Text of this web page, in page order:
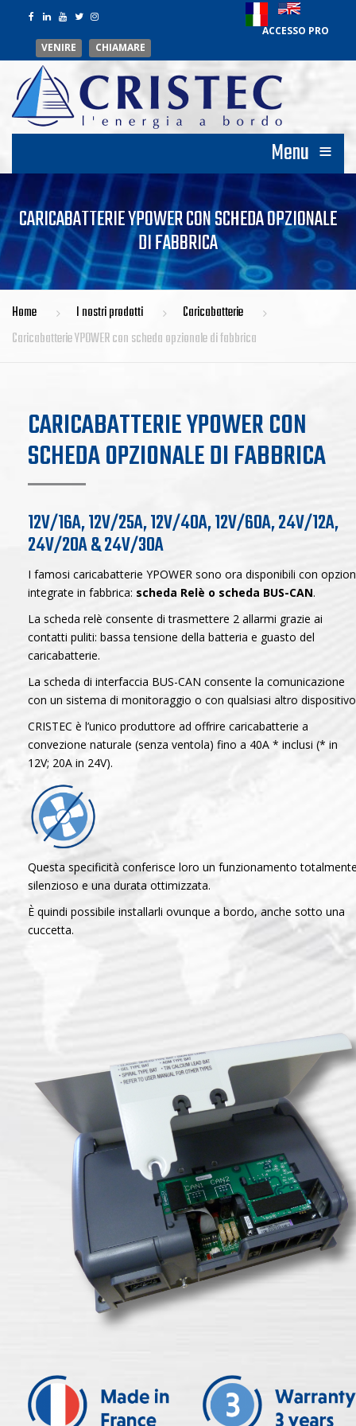
VENIRE CHIAMARE
ACCESSO PRO
Menu ≡
CARICABATTERIE YPOWER CON SCHEDA OPZIONALE
DI FABBRICA
Home I nostri prodotti
Caricabatterie
Caricabatterie YPOWER con scheda opzionale di fabbrica
CARICABATTERIE YPOWER CON
SCHEDA OPZIONALE DI FABBRICA
12V/16A, 12V/25A, 12V/40A, 12V/60A, 24V/12A,
24V/20A & 24V/30A
I famosi caricabatterie YPOWER sono ora disponibili con
integrate in fabbrica: scheda Relè o scheda BUS-CAN.
La scheda relè consente di trasmettere 2 allarmi grazie ai
contatti puliti: bassa tensione della batteria e guasto del
caricabatterie.
La scheda di interfaccia BUS-CAN consente la comunicazione
con un sistema di monitoraggio o con qualsiasi altro
CRISTEC è l’unico produttore ad offrire caricabatterie a
convezione naturale (senza ventola) fino a 40A * inclusi (* in
12V; 20A in 24V).
Questa specificità conferisce loro un funzionamento
silenzioso e una durata ottimizzata.
È quindi possibile installarli ovunque a bordo, anche sotto una
cuccetta.